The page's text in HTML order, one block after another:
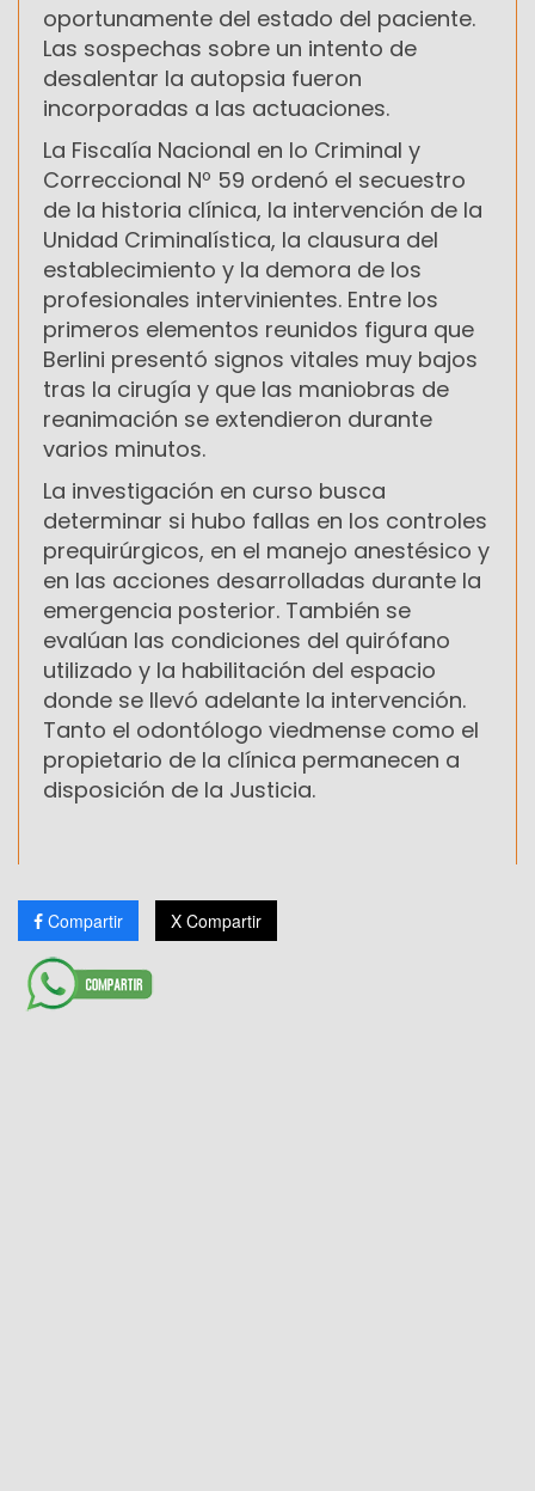
oportunamente del estado del paciente.
Las sospechas sobre un intento de
desalentar la autopsia fueron
incorporadas a las actuaciones.
La Fiscalía Nacional en lo Criminal y
Correccional Nº 59 ordenó el secuestro
de la historia clínica, la intervención de la
Unidad Criminalística, la clausura del
establecimiento y la demora de los
profesionales intervinientes. Entre los
primeros elementos reunidos figura que
Berlini presentó signos vitales muy bajos
tras la cirugía y que las maniobras de
reanimación se extendieron durante
varios minutos.
La investigación en curso busca
determinar si hubo fallas en los controles
prequirúrgicos, en el manejo anestésico y
en las acciones desarrolladas durante la
emergencia posterior. También se
evalúan las condiciones del quirófano
utilizado y la habilitación del espacio
donde se llevó adelante la intervención.
Tanto el odontólogo viedmense como el
propietario de la clínica permanecen a
disposición de la Justicia.
Compartir X Compartir